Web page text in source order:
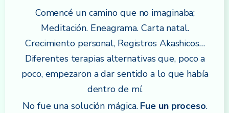
Comencé un camino que no imaginaba;
Meditación. Eneagrama. Carta natal.
Crecimiento personal, Registros Akashicos…
Diferentes terapias alternativas que, poco a
poco, empezaron a dar sentido a lo que había
dentro de mí.
No fue una solución mágica. Fue un proceso.